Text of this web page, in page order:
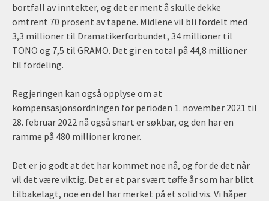
bortfall av inntekter, og det er ment å skulle dekke
omtrent 70 prosent av tapene. Midlene vil bli fordelt med
3,3 millioner til Dramatikerforbundet, 34 millioner til
TONO og 7,5 til GRAMO. Det gir en total på 44,8 millioner
til fordeling.
Regjeringen kan også opplyse om at
kompensasjonsordningen for perioden 1. november 2021 til
28. februar 2022 nå også snart er søkbar, og den har en
ramme på 480 millioner kroner.
Det er jo godt at det har kommet noe nå, og for de det når
vil det være viktig. Det er et par svært tøffe år som har blitt
tilbakelagt, noe en del har merket på et solid vis. Vi håper